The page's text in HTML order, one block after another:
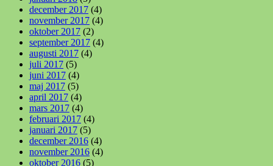
december 2017 (4)
november 2017 (4)
oktober 2017 (2)
september 2017 (4)
augusti 2017 (4)
juli 2017 (5)
juni 2017 (4)
maj 2017 (5)
april 2017 (4)
mars 2017 (4)
februari 2017 (4)
januari 2017 (5)
december 2016 (4)
november 2016 (4)
oktober 2016 (5)